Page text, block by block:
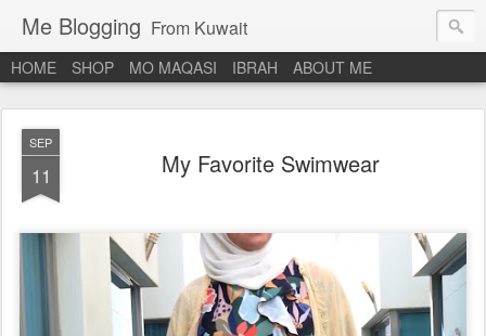
Me Blogging From Kuwait
HOME SHOP MO MAQASI IBRAH ABOUT ME
SEP
11 My Favorite Swimwear